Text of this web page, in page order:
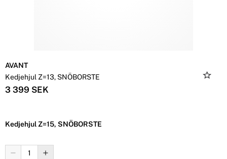
AVANT
Kedjehjul Z=13, SNÖBORSTE
3 399 SEK
Kedjehjul Z=15, SNÖBORSTE